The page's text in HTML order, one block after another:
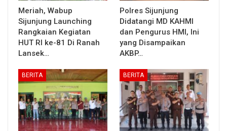
Meriah, Wabup
Sijunjung Launching
Rangkaian Kegiatan
HUT RI ke-81 Di Ranah
Lansek…
Polres Sijunjung
Didatangi MD KAHMI
dan Pengurus HMI, Ini
yang Disampaikan
AKBP…
BERITA BERITA